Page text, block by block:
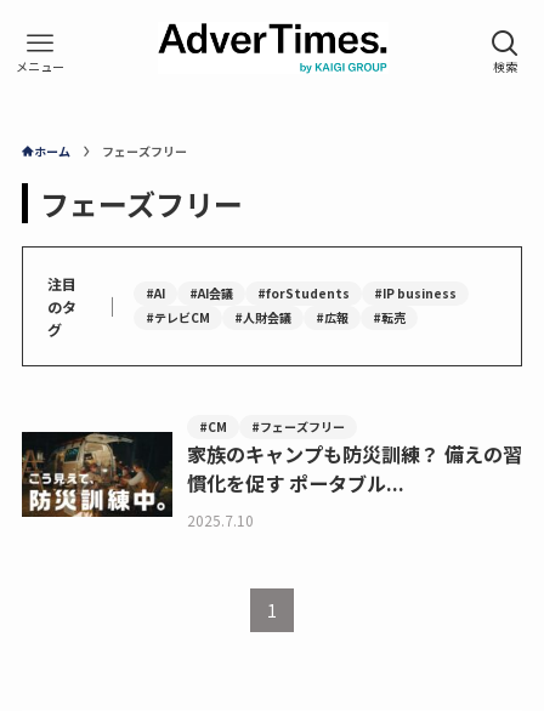
ホーム フェーズフリー
フェーズフリー
注目
のタ
グ
｜ #AI #AI会議 #forStudents
#IP business
#テレビCM
#人財会議 #広報 #転売
#CM #フェーズフリー
家族のキャンプも防災訓練？ 備えの習
慣化を促す ポータブル...
2025.7.10
1